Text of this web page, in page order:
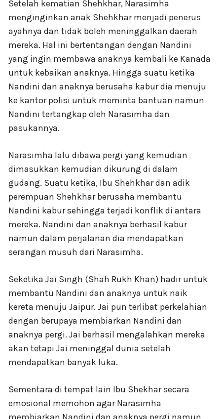
Setelah kematian Shehkhar, Narasimha
menginginkan anak Shehkhar menjadi penerus
ayahnya dan tidak boleh meninggalkan daerah
mereka. Hal ini bertentangan dengan Nandini
yang ingin membawa anaknya kembali ke Kanada
untuk kebaikan anaknya. Hingga suatu ketika
Nandini dan anaknya berusaha kabur dia menuju
ke kantor polisi untuk meminta bantuan namun
Nandini tertangkap oleh Narasimha dan
pasukannya.
Narasimha lalu dibawa pergi yang kemudian
dimasukkan kemudian dikurung di dalam
gudang. Suatu ketika, Ibu Shehkhar dan adik
perempuan Shehkhar berusaha membantu
Nandini kabur sehingga terjadi konflik di antara
mereka. Nandini dan anaknya berhasil kabur
namun dalam perjalanan dia mendapatkan
serangan musuh dari Narasimha.
Seketika Jai Singh (Shah Rukh Khan) hadir untuk
membantu Nandini dan anaknya untuk naik
kereta menuju Jaipur. Jai pun terlibat perkelahian
dengan berupaya membiarkan Nandini dan
anaknya pergi. Jai berhasil mengalahkan mereka
akan tetapi Jai meninggal dunia setelah
mendapatkan banyak luka.
Sementara di tempat lain Ibu Shekhar secara
emosional memohon agar Narasimha
membiarkan Nandini dan anaknya pergi namun